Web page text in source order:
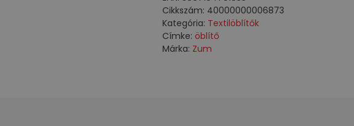
Cikkszám: 40000000006873
Kategória: Textilöblítők
Címke: öblítő
Márka: Zum